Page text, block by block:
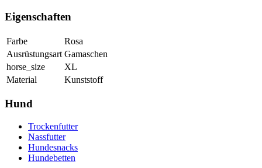
Eigenschaften
Farbe
Rosa
Ausrüstungsart Gamaschen
horse_size
XL
Material
Kunststoff
Hund
Trockenfutter
Nassfutter
Hundesnacks
Hundebetten